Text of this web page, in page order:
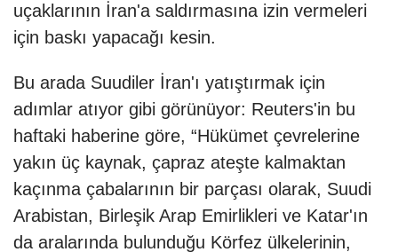
uçaklarının İran'a saldırmasına izin vermeleri
için baskı yapacağı kesin.
Bu arada Suudiler İran'ı yatıştırmak için
adımlar atıyor gibi görünüyor: Reuters'in bu
haftaki haberine göre, “Hükümet çevrelerine
yakın üç kaynak, çapraz ateşte kalmaktan
kaçınma çabalarının bir parçası olarak, Suudi
Arabistan, Birleşik Arap Emirlikleri ve Katar'ın
da aralarında bulunduğu Körfez ülkelerinin,